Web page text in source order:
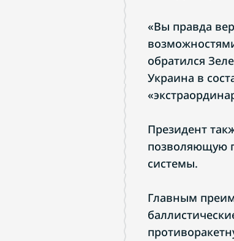
«Вы правда
обратился
Украина в
Президент
позволяющую
системы.
Главным